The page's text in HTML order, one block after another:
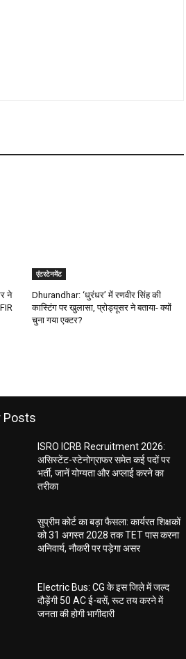
ने
एंटरटेनमेंट
Dhurandhar: ‘धुरंधर’ में रणवीर सिंह की
कास्टिंग पर खुलासा, प्रोड्यूसर ने बताया- क्यों
चुना गया एक्टर?
Posts
ISRO ICRB Recruitment 2026:
असिस्टेंट-स्टेनोग्राफर समेत कई पदों पर
भर्ती, जानें योग्यता और अप्लाई करने का
तरीका
सुप्रीम कोर्ट का बड़ा फैसला: कार्यरत शिक्षकों
को 31 अगस्त 2028 तक TET पास करना
अनिवार्य, नौकरी पर पड़ेगा असर
Electric Bus: CG के इस जिले में जल्द
दौड़ेंगी 50 AC ई-बसें, रूट तय करने में
जनता की होगी भागीदारी